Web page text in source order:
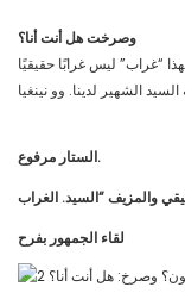
وصرخت هل أنت أنا؟
الستار مرفوع.
لقاء الجمهور بفرح